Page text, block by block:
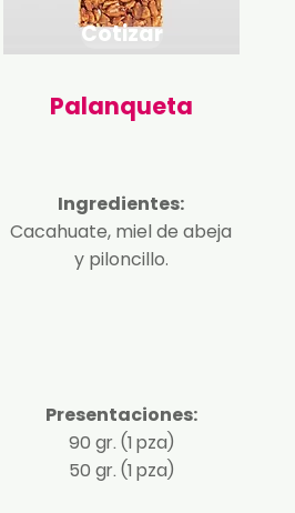
Cotizar
Palanqueta
Ingredientes:
Cacahuate, miel de abeja
y piloncillo.
Presentaciones:
90 gr. (1 pza)
50 gr. (1 pza)